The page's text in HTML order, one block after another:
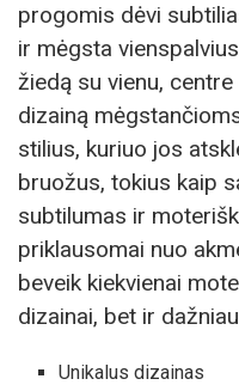
progomis dėvi
ir mėgsta
žiedą su vienu,
dizainą
stilius, kuriuo jos
bruožus, tokius kaip
subtilumas ir
priklausomai nuo
beveik kiekvienai
dizainai, bet ir
Unikalus dizainas